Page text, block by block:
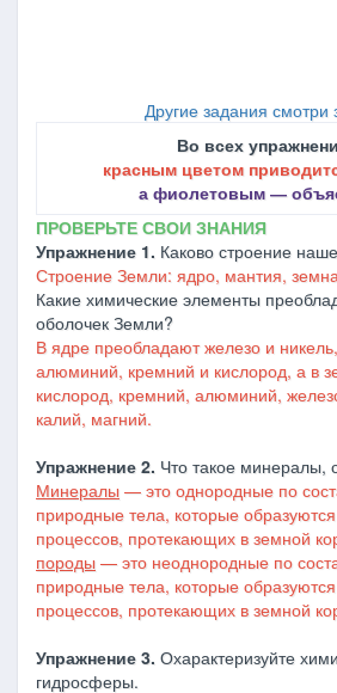
Другие задания смотри
Во всех
красным цветом
а фиолетовым ―
ПРОВЕРЬТЕ СВОИ ЗНАНИЯ
Упражнение 1. Каково строение
Строение Земли: ядро, мантия,
Какие химические элементы
оболочек Земли?
В ядре преобладают железо и
алюминий, кремний и кислород, а в
кислород, кремний, алюминий,
калий, магний.
Упражнение 2. Что такое минералы,
Минералы — это однородные по
природные тела, которые образуются
процессов, протекающих в земной
породы — это неоднородные по
природные тела, которые образуются
процессов, протекающих в земной
Упражнение 3. Охарактеризуйте
гидросферы.